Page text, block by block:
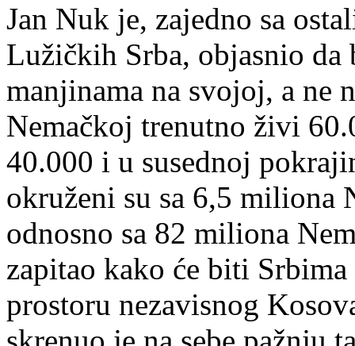
Jan Nuk je, zajedno sa
Lužičkih Srba, objasnio
manjinama na svojoj, a ne
Nemačkoj trenutno živi
40.000 i u susednoj
okruženi su sa 6,5 miliona
odnosno sa 82 miliona
zapitao kako će biti
prostoru nezavisnog